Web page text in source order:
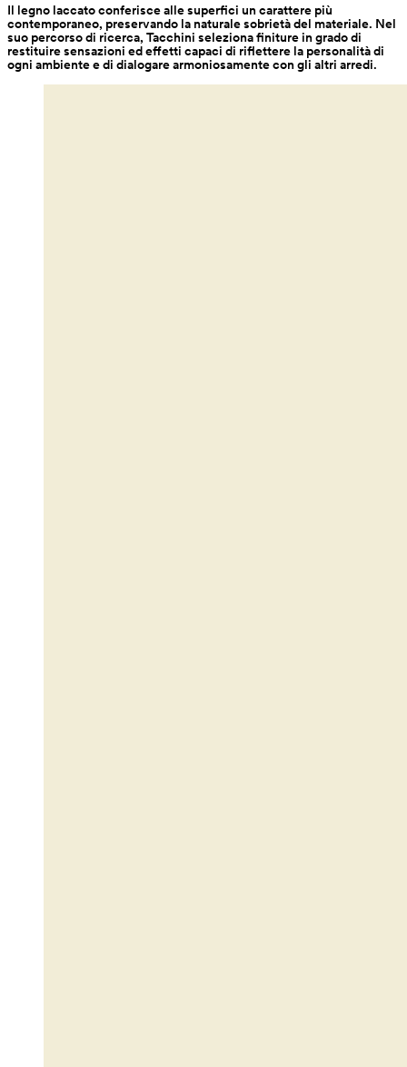
Il legno laccato conferisce alle superfici un carattere più
contemporaneo, preservando la naturale sobrietà del materiale. Nel
suo percorso di ricerca, Tacchini seleziona finiture in grado di
restituire sensazioni ed effetti capaci di riflettere la personalità di
ogni ambiente e di dialogare armoniosamente con gli altri arredi.